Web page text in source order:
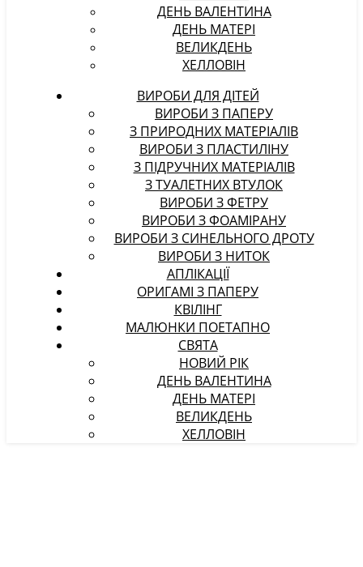
ДЕНЬ ВАЛЕНТИНА
ДЕНЬ МАТЕРІ
ВЕЛИКДЕНЬ
ХЕЛЛОВІН
ВИРОБИ ДЛЯ ДІТЕЙ
ВИРОБИ З ПАПЕРУ
З ПРИРОДНИХ МАТЕРІАЛІВ
ВИРОБИ З ПЛАСТИЛІНУ
З ПІДРУЧНИХ МАТЕРІАЛІВ
З ТУАЛЕТНИХ ВТУЛОК
ВИРОБИ З ФЕТРУ
ВИРОБИ З ФОАМІРАНУ
ВИРОБИ З СИНЕЛЬНОГО ДРОТУ
ВИРОБИ З НИТОК
АПЛІКАЦІЇ
ОРИГАМІ З ПАПЕРУ
КВІЛІНГ
МАЛЮНКИ ПОЕТАПНО
СВЯТА
НОВИЙ РІК
ДЕНЬ ВАЛЕНТИНА
ДЕНЬ МАТЕРІ
ВЕЛИКДЕНЬ
ХЕЛЛОВІН